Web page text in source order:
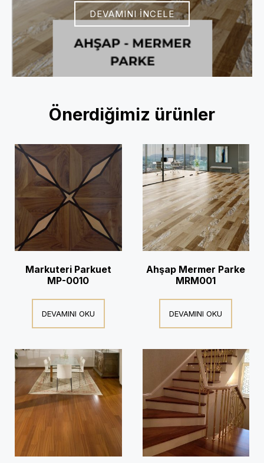
DEVAMINI İNCELE
Önerdiğimiz ürünler
Markuteri Parkuet
MP-0010
DEVAMINI OKU
Ahşap Mermer Parke
MRM001
DEVAMINI OKU